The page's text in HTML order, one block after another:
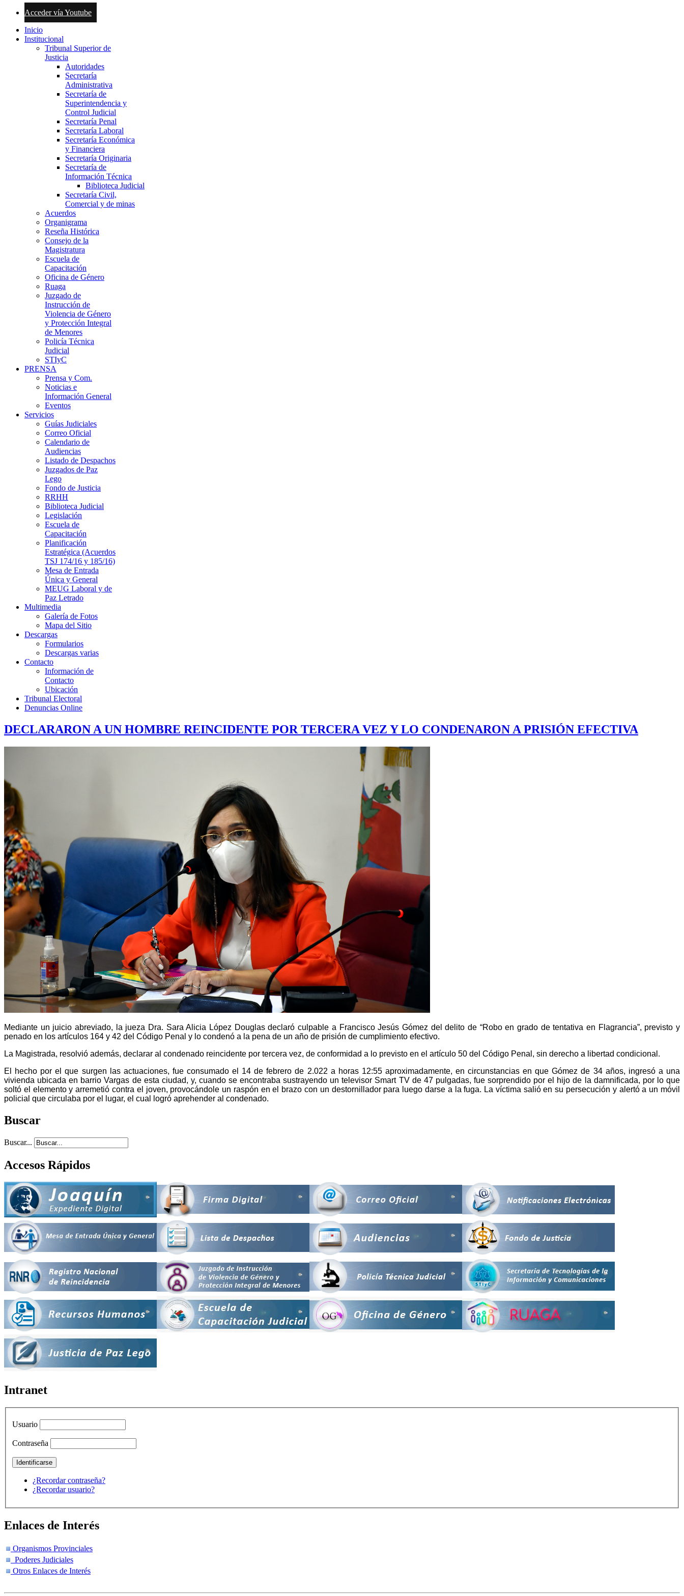
Acceder vía Youtube
Inicio
Institucional
Tribunal Superior de
Justicia
Autoridades
Secretaría
Administrativa
Secretaría de
Superintendencia y
Control Judicial
Secretaría Penal
Secretaría Laboral
Secretaría Económica
y Financiera
Secretaría Originaria
Secretaría de
Información Técnica
Biblioteca Judicial
Secretaría Civil,
Comercial y de minas
Acuerdos
Organigrama
Reseña Histórica
Consejo de la
Magistratura
Escuela de
Capacitación
Oficina de Género
Ruaga
Juzgado de
Instrucción de
Violencia de Género
y Protección Integral
de Menores
Policía Técnica
Judicial
STIyC
PRENSA
Prensa y Com.
Noticias e
Información General
Eventos
Servicios
Guías Judiciales
Correo Oficial
Calendario de
Audiencias
Listado de Despachos
Juzgados de Paz
Lego
Fondo de Justicia
RRHH
Biblioteca Judicial
Legislación
Escuela de
Capacitación
Planificación
Estratégica (Acuerdos
TSJ 174/16 y 185/16)
Mesa de Entrada
Única y General
MEUG Laboral y de
Paz Letrado
Multimedia
Galería de Fotos
Mapa del Sitio
Descargas
Formularios
Descargas varias
Contacto
Información de
Contacto
Ubicación
Tribunal Electoral
Denuncias Online
DECLARARON A UN HOMBRE REINCIDENTE POR TERCERA VEZ Y LO CONDENARON A PRISIÓN EFECTIVA
Mediante un juicio abreviado, la jueza Dra. Sara Alicia López Douglas declaró culpable a Francisco Jesús Gómez del delito de “Robo en grado de tentativa en Flagrancia”, previsto y
penado en los artículos 164 y 42 del Código Penal y lo condenó a la pena de un año de prisión de cumplimiento efectivo.
La Magistrada, resolvió además, declarar al condenado reincidente por tercera vez, de conformidad a lo previsto en el artículo 50 del Código Penal, sin derecho a libertad condicional.
El hecho por el que surgen las actuaciones, fue consumado el 14 de febrero de 2.022 a horas 12:55 aproximadamente, en circunstancias en que Gómez de 34 años, ingresó a una
vivienda ubicada en barrio Vargas de esta ciudad, y, cuando se encontraba sustrayendo un televisor Smart TV de 47 pulgadas, fue sorprendido por el hijo de la damnificada, por lo que
soltó el elemento y arremetió contra el joven, provocándole un raspón en el brazo con un destornillador para luego darse a la fuga. La víctima salió en su persecución y alertó a un móvil
policial que circulaba por el lugar, el cual logró aprehender al condenado.
Buscar
Buscar...
Accesos Rápidos
Intranet
Usuario
Contraseña
¿Recordar contraseña?
¿Recordar usuario?
Enlaces de Interés
Organismos Provinciales
Poderes Judiciales
Otros Enlaces de Interés